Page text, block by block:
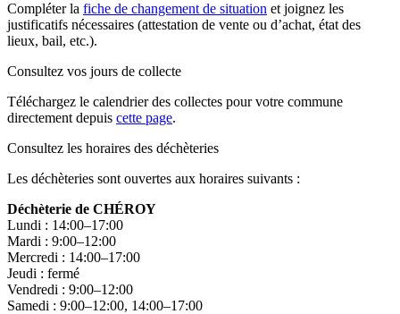
Compléter la fiche de changement de situation et joignez les
justificatifs nécessaires (attestation de vente ou d’achat, état des
lieux, bail, etc.).
Consultez vos jours de collecte
Téléchargez le calendrier des collectes pour votre commune
directement depuis cette page.
Consultez les horaires des déchèteries
Les déchèteries sont ouvertes aux horaires suivants :
Déchèterie de CHÉROY
Lundi : 14:00–17:00
Mardi : 9:00–12:00
Mercredi : 14:00–17:00
Jeudi : fermé
Vendredi : 9:00–12:00
Samedi : 9:00–12:00, 14:00–17:00